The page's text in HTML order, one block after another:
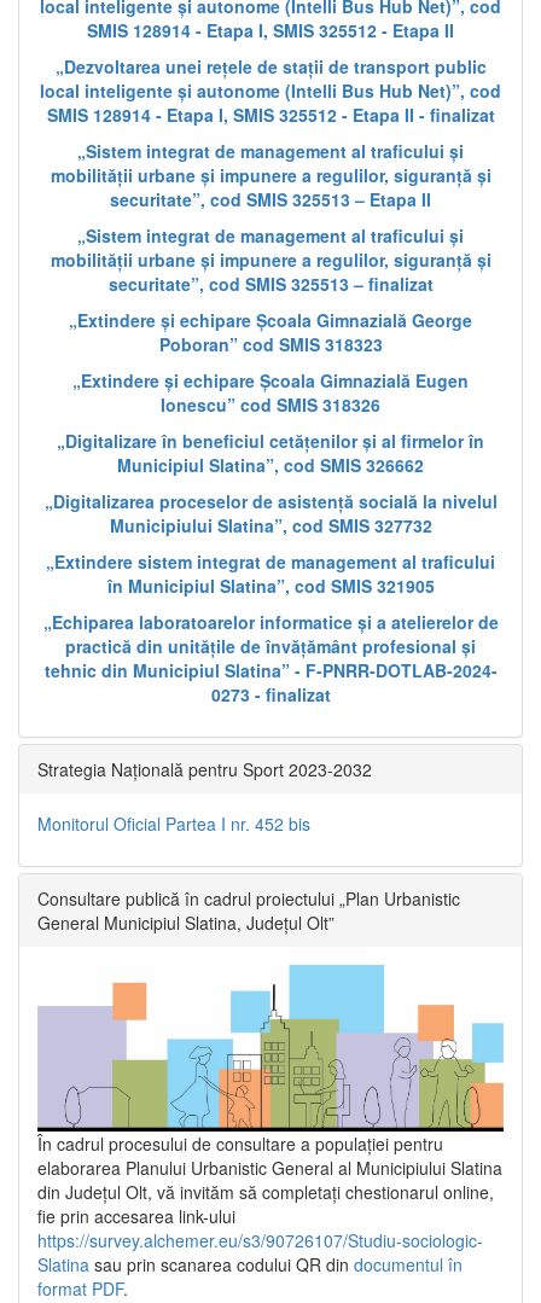
local inteligente și autonome (Intelli Bus Hub Net)”, cod
SMIS 128914 - Etapa I, SMIS 325512 - Etapa II
„Dezvoltarea unei rețele de stații de transport public
local inteligente și autonome (Intelli Bus Hub Net)”, cod
SMIS 128914 - Etapa I, SMIS 325512 - Etapa II - finalizat
„Sistem integrat de management al traficului și
mobilității urbane și impunere a regulilor, siguranță și
securitate”, cod SMIS 325513 – Etapa II
„Sistem integrat de management al traficului și
mobilității urbane și impunere a regulilor, siguranță și
securitate”, cod SMIS 325513 – finalizat
„Extindere și echipare Școala Gimnazială George
Poboran” cod SMIS 318323
„Extindere și echipare Școala Gimnazială Eugen
Ionescu” cod SMIS 318326
„Digitalizare în beneficiul cetățenilor și al firmelor în
Municipiul Slatina”, cod SMIS 326662
„Digitalizarea proceselor de asistență socială la nivelul
Municipiului Slatina”, cod SMIS 327732
„Extindere sistem integrat de management al traficului
în Municipiul Slatina”, cod SMIS 321905
„Echiparea laboratoarelor informatice și a atelierelor de
practică din unitățile de învățământ profesional și
tehnic din Municipiul Slatina” - F-PNRR-DOTLAB-2024-
0273 - finalizat
Strategia Națională pentru Sport 2023-2032
Monitorul Oficial Partea I nr. 452 bis
Consultare publică în cadrul proiectului „Plan Urbanistic
General Municipiul Slatina, Județul Olt”
În cadrul procesului de consultare a populaţiei pentru
elaborarea Planului Urbanistic General al Municipiului Slatina
din Județul Olt, vă invităm să completați chestionarul online,
fie prin accesarea link-ului
https://survey.alchemer.eu/s3/90726107/Studiu-sociologic-
Slatina sau prin scanarea codului QR din documentul în
format PDF.